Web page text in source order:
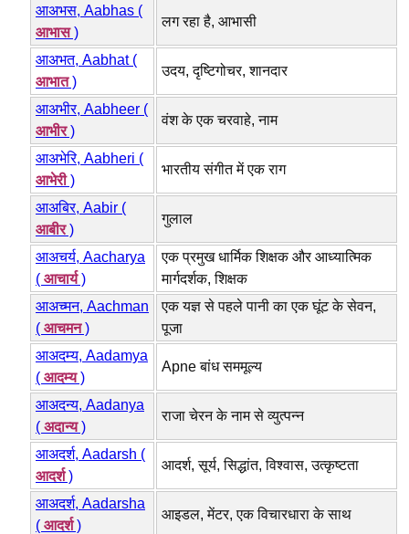
आअभस, Aabhas (
आभास)
लग रहा है, आभासी
आअभत, Aabhat (
आभात)
उदय, दृष्टिगोचर, शानदार
आअभीर, Aabheer (
आभीर)
वंश के एक चरवाहे, नाम
आअभेरि, Aabheri (
आभेरी)
भारतीय संगीत में एक राग
आअबिर, Aabir (
आबीर)
गुलाल
आअचर्य, Aacharya
( आचार्य)
एक प्रमुख धार्मिक शिक्षक और आध्यात्मिक
मार्गदर्शक, शिक्षक
आअच्मन, Aachman
( आचमन)
एक यज्ञ से पहले पानी का एक घूंट के सेवन,
पूजा
आअदम्य, Aadamya
( आदम्य)
Apne बांध सममूल्य
आअदन्य, Aadanya
( अदान्य)
राजा चेरन के नाम से व्युत्पन्न
आअदर्श, Aadarsh (
आदर्श)
आदर्श, सूर्य, सिद्धांत, विश्वास, उत्कृष्टता
आअदर्श, Aadarsha
( आदर्श)
आइडल, मेंटर, एक विचारधारा के साथ